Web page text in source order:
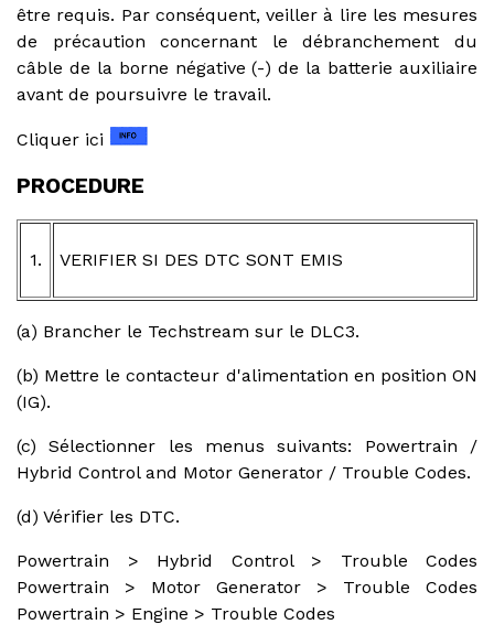
être requis. Par conséquent, veiller à lire les mesures
de précaution concernant le débranchement du
câble de la borne négative (-) de la batterie auxiliaire
avant de poursuivre le travail.
Cliquer ici
PROCEDURE
1. VERIFIER SI DES DTC SONT EMIS
(a) Brancher le Techstream sur le DLC3.
(b) Mettre le contacteur d'alimentation en position ON
(IG).
(c) Sélectionner les menus suivants: Powertrain /
Hybrid Control and Motor Generator / Trouble Codes.
(d) Vérifier les DTC.
Powertrain > Hybrid Control > Trouble Codes
Powertrain > Motor Generator > Trouble Codes
Powertrain > Engine > Trouble Codes